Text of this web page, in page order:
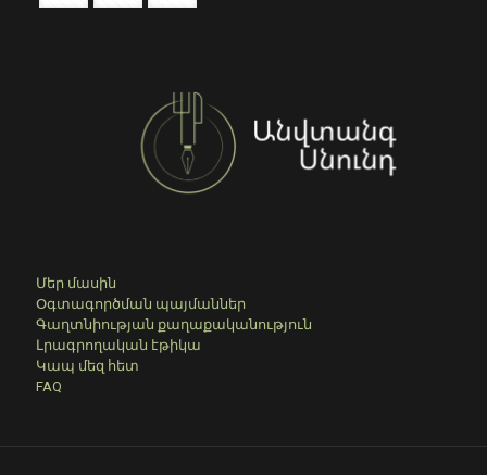
Մեր մասին
Օգտագործման պայմաններ
Գաղտնիության քաղաքականություն
Լրագրողական էթիկա
Կապ մեզ հետ
FAQ